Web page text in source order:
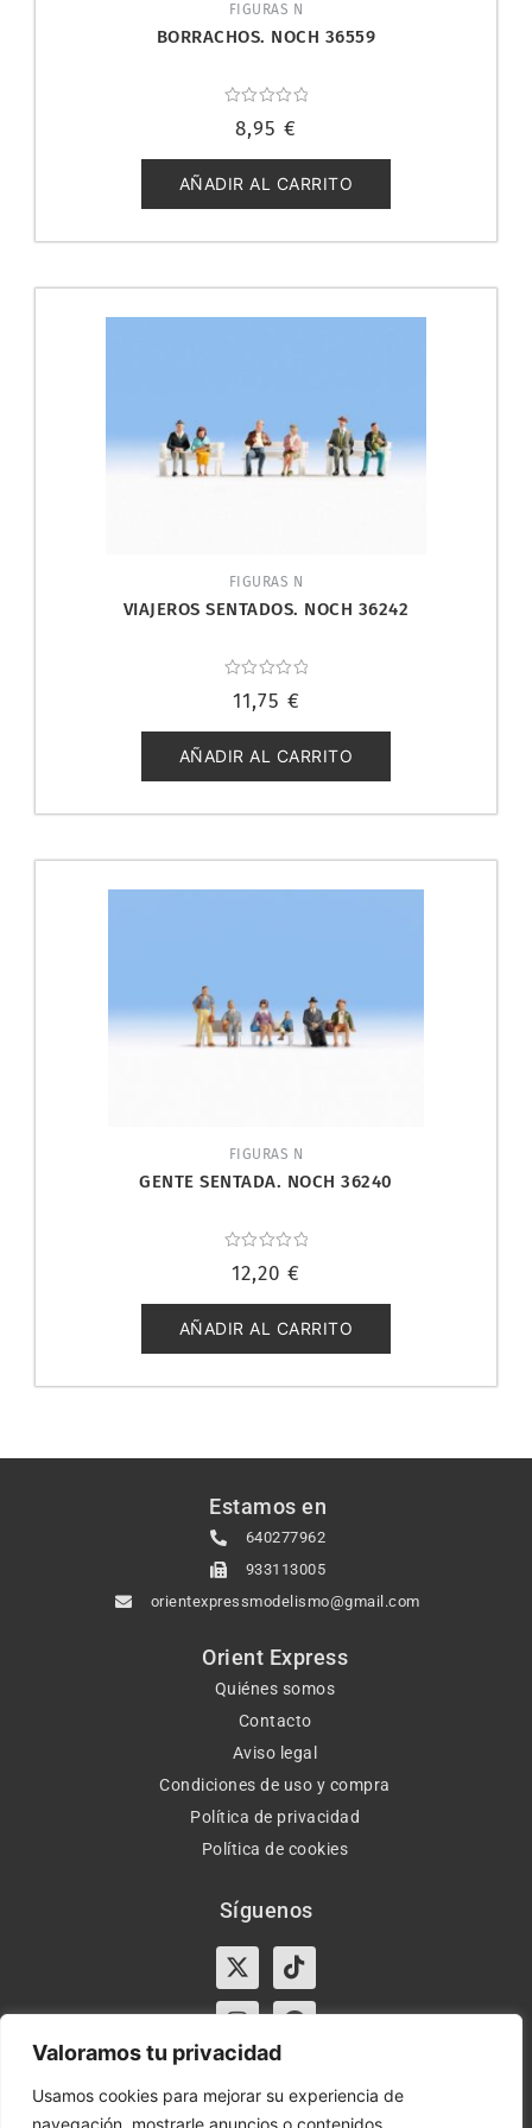
Valoramos tu privacidad
Usamos cookies para mejorar su experiencia de
navegación, mostrarle anuncios o contenidos
FIGURAS N
BORRACHOS. NOCH 36559
con
de
5
8,95 €
AÑADIR AL CARRITO
FIGURAS N
VIAJEROS SENTADOS. NOCH 36242
con
de
5
11,75 €
AÑADIR AL CARRITO
FIGURAS N
GENTE SENTADA. NOCH 36240
con
de
5
12,20 €
AÑADIR AL CARRITO
Estamos en
640277962
933113005
orientexpressmodelismo@gmail.com
Orient Express
Quiénes somos
Contacto
Aviso legal
Condiciones de uso y compra
Política de privacidad
Política de cookies
Síguenos
X-
twitter
Tiktok
InstagramFacebook